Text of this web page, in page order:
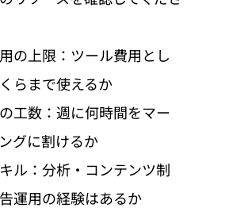
の上限：ツール費用とし
らまで使えるか
工数：週に何時間をマー
グに割けるか
ル：分析・コンテンツ制
運用の経験はあるか